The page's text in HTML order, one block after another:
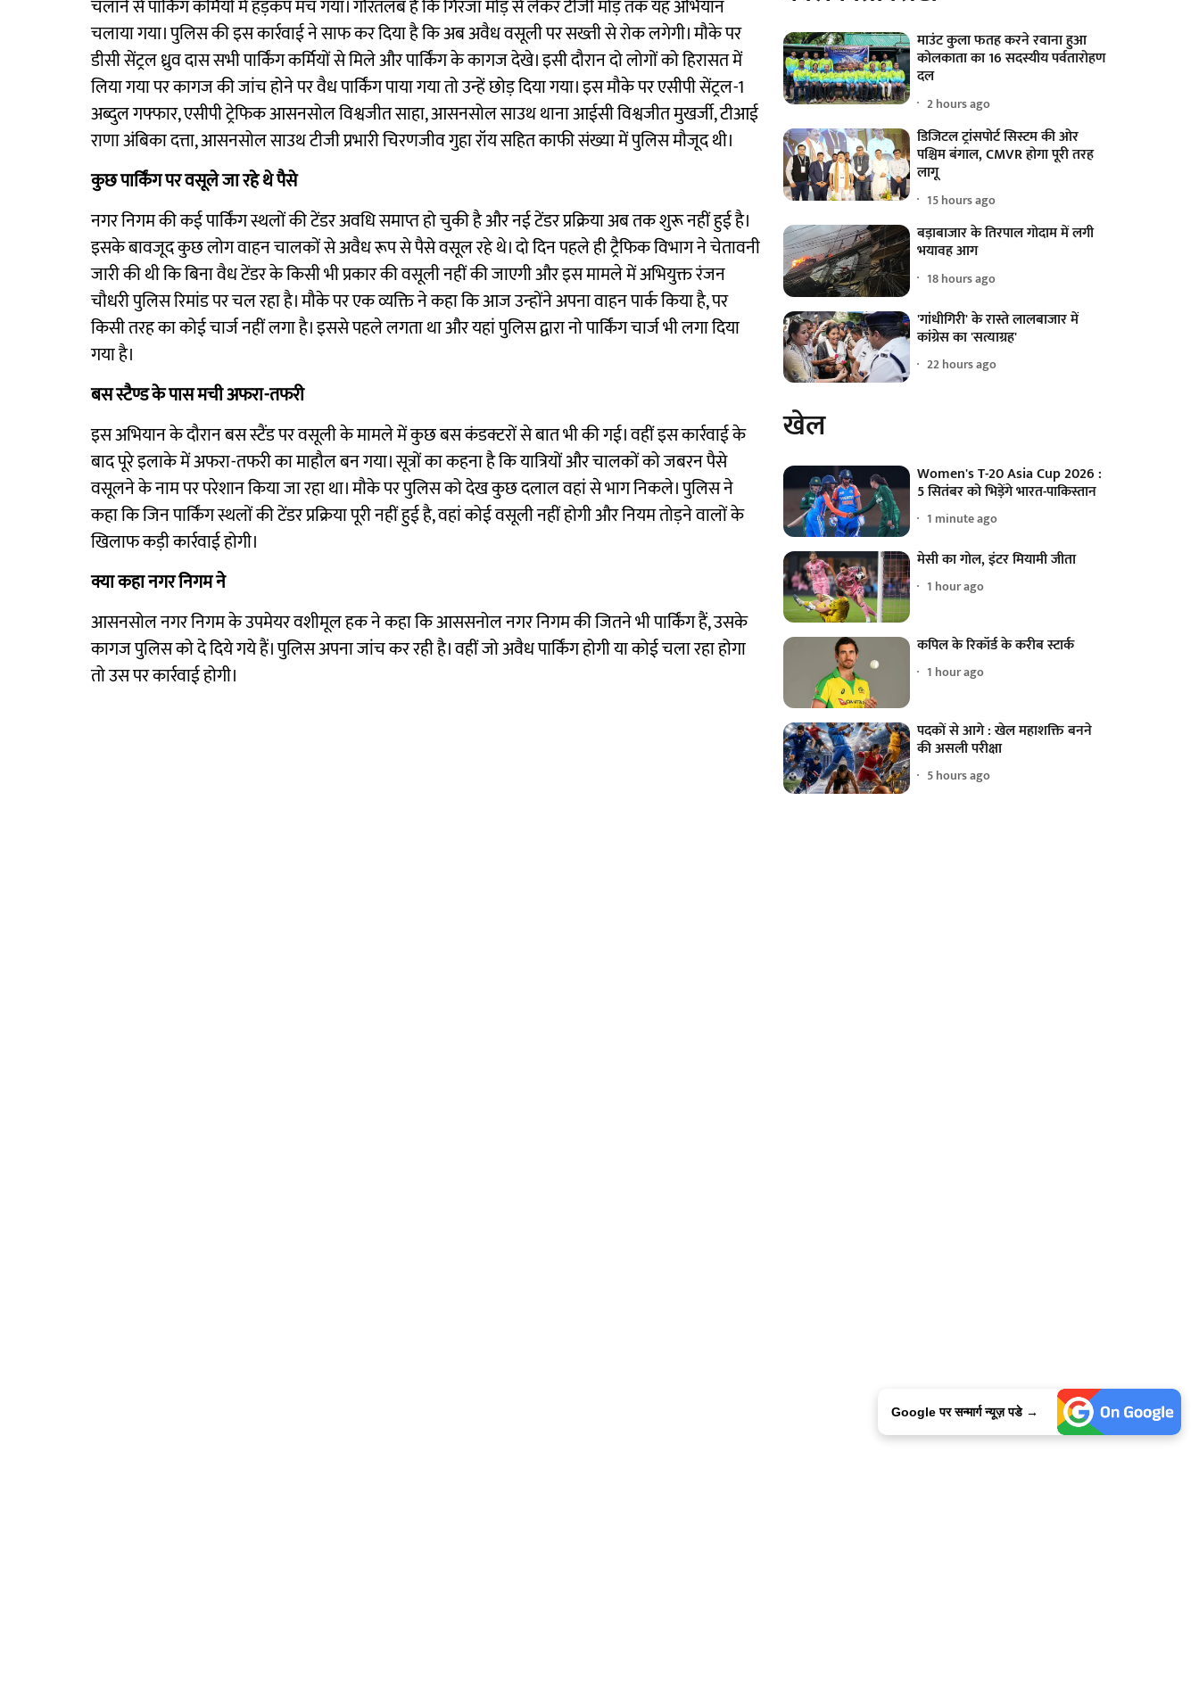
चलाने से पार्किंग कर्मियों में हड़कंप मच गया। गौरतलब है कि गिरजा मोड़ से लेकर टीजी मोड़ तक यह अभियान
चलाया गया। पुलिस की इस कार्रवाई ने साफ कर दिया है कि अब अवैध वसूली पर सख्ती से रोक लगेगी। मौके पर
डीसी सेंट्रल ध्रुव दास सभी पार्किंग कर्मियों से मिले और पार्किंग के कागज देखे। इसी दौरान दो लोगों को हिरासत में
लिया गया पर कागज की जांच होने पर वैध पार्किंग पाया गया तो उन्हें छोड़ दिया गया। इस मौके पर एसीपी सेंट्रल-1
अब्दुल गफ्फार, एसीपी ट्रेफिक आसनसोल विश्वजीत साहा, आसनसोल साउथ थाना आईसी विश्वजीत मुखर्जी, टीआई
राणा अंबिका दत्ता, आसनसोल साउथ टीजी प्रभारी चिरणजीव गुहा रॉय सहित काफी संख्या में पुलिस मौजूद थी।
कुछ पार्किंग पर वसूले जा रहे थे पैसे
नगर निगम की कई पार्किंग स्थलों की टेंडर अवधि समाप्त हो चुकी है और नई टेंडर प्रक्रिया अब तक शुरू नहीं हुई है।
इसके बावजूद कुछ लोग वाहन चालकों से अवैध रूप से पैसे वसूल रहे थे। दो दिन पहले ही ट्रैफिक विभाग ने चेतावनी
जारी की थी कि बिना वैध टेंडर के किसी भी प्रकार की वसूली नहीं की जाएगी और इस मामले में अभियुक्त रंजन
चौधरी पुलिस रिमांड पर चल रहा है। मौके पर एक व्यक्ति ने कहा कि आज उन्होंने अपना वाहन पार्क किया है, पर
किसी तरह का कोई चार्ज नहीं लगा है। इससे पहले लगता था और यहां पुलिस द्वारा नो पार्किंग चार्ज भी लगा दिया
गया है।
बस स्टैण्ड के पास मची अफरा-तफरी
इस अभियान के दौरान बस स्टैंड पर वसूली के मामले में कुछ बस कंडक्टरों से बात भी की गई। वहीं इस कार्रवाई के
बाद पूरे इलाके में अफरा-तफरी का माहौल बन गया। सूत्रों का कहना है कि यात्रियों और चालकों को जबरन पैसे
वसूलने के नाम पर परेशान किया जा रहा था। मौके पर पुलिस को देख कुछ दलाल वहां से भाग निकले। पुलिस ने
कहा कि जिन पार्किंग स्थलों की टेंडर प्रक्रिया पूरी नहीं हुई है, वहां कोई वसूली नहीं होगी और नियम तोड़ने वालों के
खिलाफ कड़ी कार्रवाई होगी।
क्या कहा नगर निगम ने
आसनसोल नगर निगम के उपमेयर वशीमूल हक ने कहा कि आससनोल नगर निगम की जितने भी पार्किंग हैं, उसके
कागज पुलिस को दे दिये गये हैं। पुलिस अपना जांच कर रही है। वहीं जो अवैध पार्किंग होगी या कोई चला रहा होगा
तो उस पर कार्रवाई होगी।
माउंट कुला फतह करने रवाना हुआ
कोलकाता का 16 सदस्यीय पर्वतारोहण
दल
2 hours ago
डिजिटल ट्रांसपोर्ट सिस्टम की ओर
पश्चिम बंगाल, CMVR होगा पूरी तरह
लागू
15 hours ago
बड़ाबाजार के तिरपाल गोदाम में लगी
भयावह आग
18 hours ago
'गांधीगिरी' के रास्ते लालबाजार में
कांग्रेस का 'सत्याग्रह'
22 hours ago
खेल
Women's T-20 Asia Cup 2026 :
5 सितंबर को भिड़ेंगे भारत-पाकिस्तान
1 minute ago
मेसी का गोल, इंटर मियामी जीता
1 hour ago
कपिल के रिकॉर्ड के करीब स्टार्क
1 hour ago
पदकों से आगे : खेल महाशक्ति बनने
की असली परीक्षा
5 hours ago
Google पर सन्मार्ग न्यूज़ पडे →